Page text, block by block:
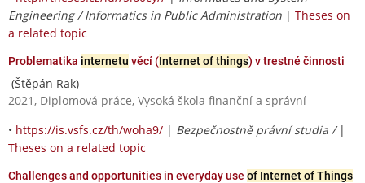
Engineering / Informatics in Public Administration | Theses on
a related topic
Problematika internetu věcí (Internet of things) v trestné činnosti
(Štěpán Rak)
2021, Diplomová práce, Vysoká škola finanční a správní
• https://is.vsfs.cz/th/woha9/ | Bezpečnostně právní studia / |
Theses on a related topic
Challenges and opportunities in everyday use of Internet of Things